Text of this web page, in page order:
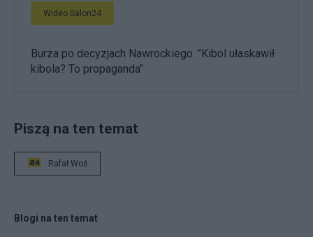
Wideo Salon24
Burza po decyzjach Nawrockiego. "Kibol ułaskawił
kibola? To propaganda"
Piszą na ten temat
Rafał Woś
Blogi na ten temat